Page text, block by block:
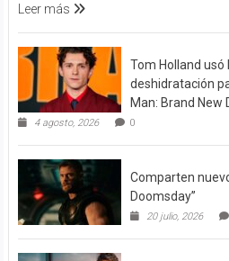
Leer más
Tom Holland usó
deshidratación
Man: Brand New
4 agosto, 2026 0
Comparten
Doomsday”
20 julio, 2026